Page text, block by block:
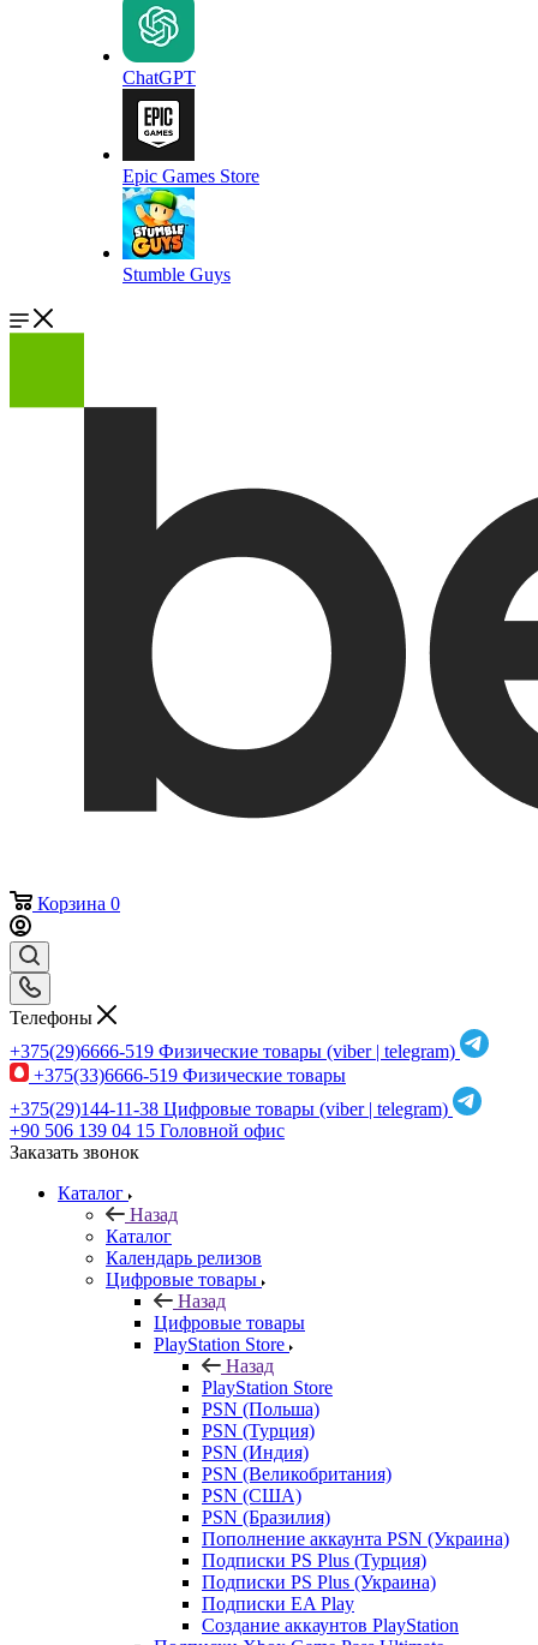
ChatGPT
Epic Games Store
Stumble Guys
Корзина 0
Телефоны
+375(29)6666-519 Физические товары (viber | telegram)
+375(33)6666-519 Физические товары
+375(29)144-11-38 Цифровые товары (viber | telegram)
+90 506 139 04 15 Головной офис
Заказать звонок
Каталог
Назад
Каталог
Календарь релизов
Цифровые товары
Назад
Цифровые товары
PlayStation Store
Назад
PlayStation Store
PSN (Польша)
PSN (Турция)
PSN (Индия)
PSN (Великобритания)
PSN (США)
PSN (Бразилия)
Пополнение аккаунта PSN (Украина)
Подписки PS Plus (Турция)
Подписки PS Plus (Украина)
Подписки EA Play
Создание аккаунтов PlayStation